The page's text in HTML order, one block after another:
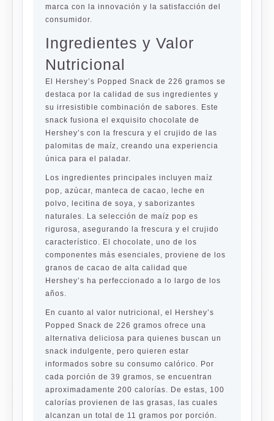
marca con la innovación y la satisfacción del
consumidor.
Ingredientes y Valor
Nutricional
El Hershey’s Popped Snack de 226 gramos se
destaca por la calidad de sus ingredientes y
su irresistible combinación de sabores. Este
snack fusiona el exquisito chocolate de
Hershey’s con la frescura y el crujido de las
palomitas de maíz, creando una experiencia
única para el paladar.
Los ingredientes principales incluyen maíz
pop, azúcar, manteca de cacao, leche en
polvo, lecitina de soya, y saborizantes
naturales. La selección de maíz pop es
rigurosa, asegurando la frescura y el crujido
característico. El chocolate, uno de los
componentes más esenciales, proviene de los
granos de cacao de alta calidad que
Hershey’s ha perfeccionado a lo largo de los
años.
En cuanto al valor nutricional, el Hershey’s
Popped Snack de 226 gramos ofrece una
alternativa deliciosa para quienes buscan un
snack indulgente, pero quieren estar
informados sobre su consumo calórico. Por
cada porción de 39 gramos, se encuentran
aproximadamente 200 calorías. De estas, 100
calorías provienen de las grasas, las cuales
alcanzan un total de 11 gramos por porción.